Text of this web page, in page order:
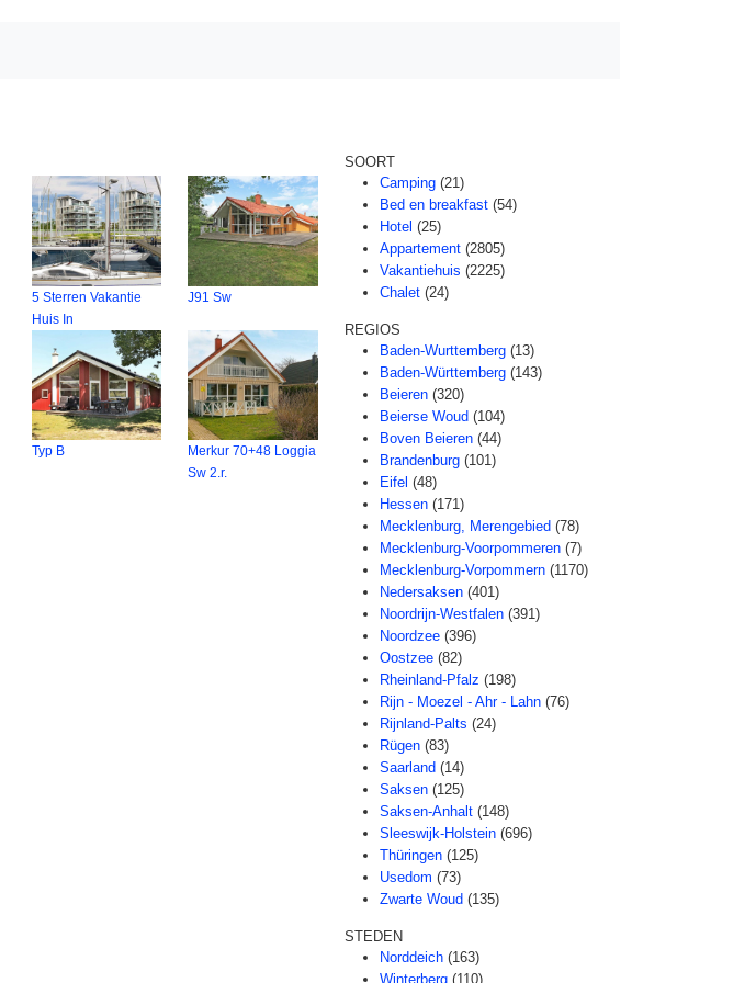
5 Sterren Vakantie
Huis In
J91 Sw
Typ B
Merkur 70+48 Loggia
Sw 2.r.
SOORT
Camping (21)
Bed en breakfast (54)
Hotel (25)
Appartement (2805)
Vakantiehuis (2225)
Chalet (24)
REGIOS
Baden-Wurttemberg (13)
Baden-Württemberg (143)
Beieren (320)
Beierse Woud (104)
Boven Beieren (44)
Brandenburg (101)
Eifel (48)
Hessen (171)
Mecklenburg, Merengebied (78)
Mecklenburg-Voorpommeren (7)
Mecklenburg-Vorpommern (1170)
Nedersaksen (401)
Noordrijn-Westfalen (391)
Noordzee (396)
Oostzee (82)
Rheinland-Pfalz (198)
Rijn - Moezel - Ahr - Lahn (76)
Rijnland-Palts (24)
Rügen (83)
Saarland (14)
Saksen (125)
Saksen-Anhalt (148)
Sleeswijk-Holstein (696)
Thüringen (125)
Usedom (73)
Zwarte Woud (135)
STEDEN
Norddeich (163)
Winterberg (110)